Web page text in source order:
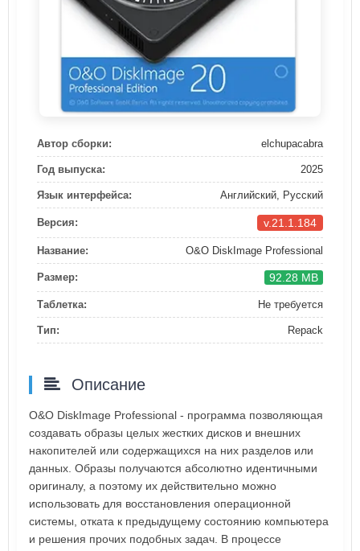
Автор сборки: elchupacabra
Год выпуска: 2025
Язык интерфейса: Английский, Русский
Версия: v.21.1.184
Название: O&O DiskImage Professional
Размер: 92.28 MB
Таблетка: Не требуется
Тип: Repack
Описание
O&O DiskImage Professional - программа позволяющая
создавать образы целых жестких дисков и внешних
накопителей или содержащихся на них разделов или
данных. Образы получаются абсолютно идентичными
оригиналу, а поэтому их действительно можно
использовать для восстановления операционной
системы, отката к предыдущему состоянию компьютера
и решения прочих подобных задач. В процессе